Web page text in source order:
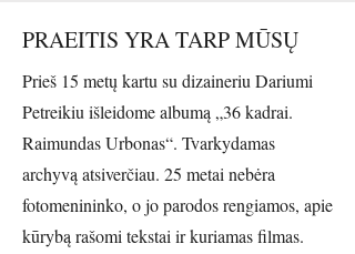
PRAEITIS YRA TARP MŪSŲ
Prieš 15 metų kartu su dizaineriu Dariumi
Petreikiu išleidome albumą „36 kadrai.
Raimundas Urbonas“. Tvarkydamas
archyvą atsiverčiau. 25 metai nebėra
fotomenininko, o jo parodos rengiamos, apie
kūrybą rašomi tekstai ir kuriamas filmas.